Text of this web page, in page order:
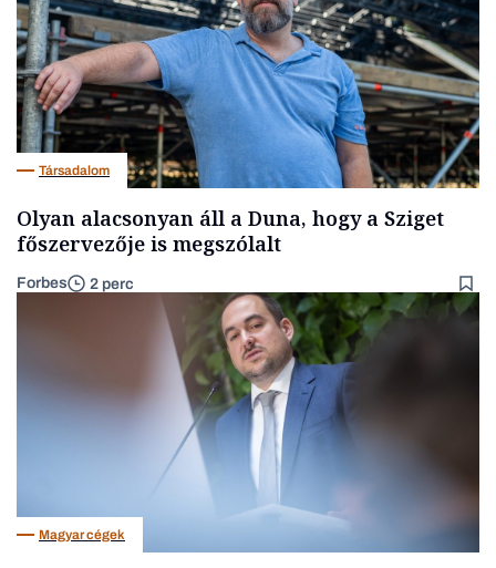
Társadalom
Olyan alacsonyan áll a Duna, hogy a Sziget
főszervezője is megszólalt
Forbes 2 perc
Magyar cégek